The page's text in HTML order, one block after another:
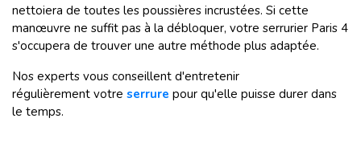
nettoiera de toutes les poussières incrustées. Si cette
manœuvre ne suffit pas à la débloquer, votre serrurier Paris 4
s'occupera de trouver une autre méthode plus adaptée.
Nos experts vous conseillent d'entretenir
régulièrement votre serrure pour qu'elle puisse durer dans
le temps.